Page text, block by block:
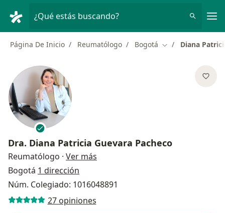
¿Qué estás buscando?
Página De Inicio Reumatólogo Bogotá Cambiar de ciudad
Diana
Dra. Diana Patricia Guevara Pacheco
Reumatólogo · Ver más
Bogotá 1 dirección
Núm. Colegiado: 1016048891
27 opiniones